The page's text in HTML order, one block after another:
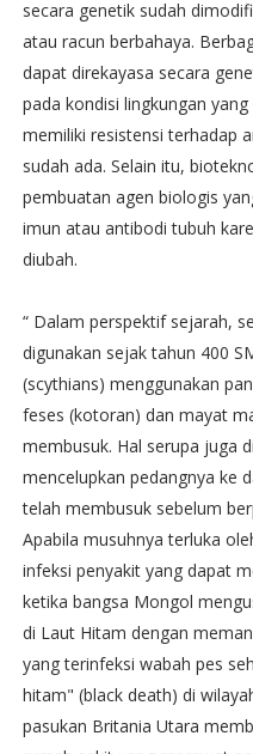
secara genetik sudah
atau racun berbahaya.
dapat direkayasa secara
pada kondisi lingkungan
memiliki resistensi terhadap
sudah ada. Selain itu,
pembuatan agen biologis
imun atau antibodi tubuh
diubah.
“ Dalam perspektif sejarah,
digunakan sejak tahun 400
(scythians) menggunakan
feses (kotoran) dan mayat
membusuk. Hal serupa juga
mencelupkan pedangnya ke
telah membusuk sebelum
Apabila musuhnya terluka
infeksi penyakit yang dapat
ketika bangsa Mongol
di Laut Hitam dengan
yang terinfeksi wabah pes
hitam" (black death) di
pasukan Britania Utara